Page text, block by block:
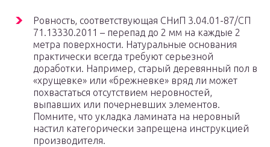
Ровность, соответствующая СНиП 3.04.01-87/СП
71.13330.2011 – перепад до 2 мм на каждые 2
метра поверхности. Натуральные основания
практически всегда требуют серьезной
доработки. Например, старый деревянный пол в
«хрущевке» или «брежневке» вряд ли может
похвастаться отсутствием неровностей,
выпавших или почерневших элементов.
Помните, что укладка ламината на неровный
настил категорически запрещена инструкцией
производителя.